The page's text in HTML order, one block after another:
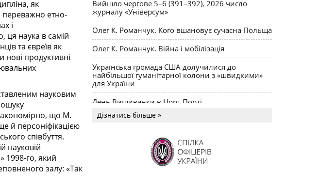
як
переважно етно-
і
ця наука в самій
та євреїв як
нові продуктивні
науковим
що М.
й персоніфікацією
співбуття.
науковій
1998-го, який
залу: «Так
Вийшло чергове 5–6 (391–392), 2026 число
журналу «Універсум»
Олег К. Романчук. Кого вшановує сучасна Польща
Олег К. Романчук. Війна і мобілізація
Українська громада США долучилися до
найбільшої гуманітарної колони з «швидкими»
для України
День Вишиванки в Норт Порті
OPUS MAGNUM Олега К. Романчука
Дізнатись більше »